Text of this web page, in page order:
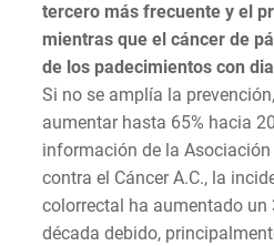
tercero más frecuente y el
mientras que el cáncer de
de los padecimientos con
Si no se amplía la
aumentar hasta 65% hacia
información de la
contra el Cáncer A.C., la
colorrectal ha aumentado un
década debido,